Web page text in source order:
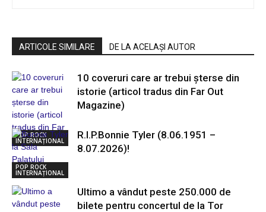
ARTICOLE SIMILARE DE LA ACELAȘI AUTOR
POP ROCK
INTERNAȚIONAL
10 coveruri care ar trebui șterse din
istorie (articol tradus din Far Out
Magazine)
POP ROCK
INTERNAȚIONAL
R.I.P.Bonnie Tyler (8.06.1951 –
8.07.2026)!
Ultimo a vândut peste 250.000 de
bilete pentru concertul de la Tor